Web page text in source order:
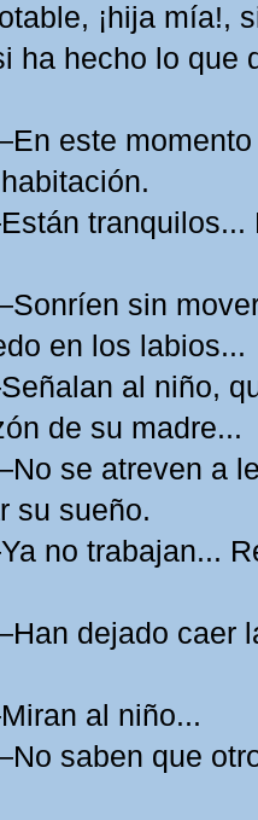
¡hija mía!,
ha hecho lo que
este
tranquilos...
sin
en los labios...
al niño,
de su madre...
se atreven a
su sueño.
no trabajan...
dejado caer
al niño...
saben que